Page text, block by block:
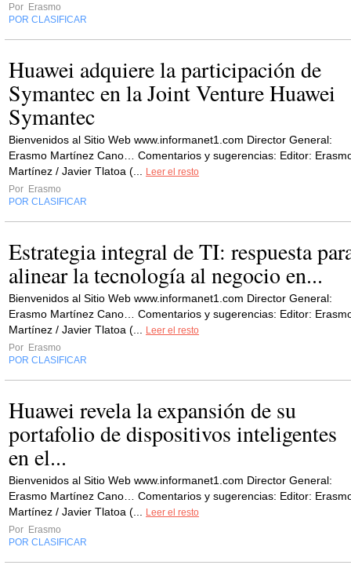
Por Erasmo
POR CLASIFICAR
Huawei adquiere la participación de
Symantec en la Joint Venture Huawei
Symantec
Bienvenidos al Sitio Web www.informanet1.com Director General:
Erasmo Martínez Cano… Comentarios y sugerencias: Editor:
Martínez / Javier Tlatoa (...
Leer el resto
Por Erasmo
POR CLASIFICAR
Estrategia integral de TI: respuesta
alinear la tecnología al negocio en...
Bienvenidos al Sitio Web www.informanet1.com Director General:
Erasmo Martínez Cano… Comentarios y sugerencias: Editor:
Martínez / Javier Tlatoa (...
Leer el resto
Por Erasmo
POR CLASIFICAR
Huawei revela la expansión de su
portafolio de dispositivos inteligentes
en el...
Bienvenidos al Sitio Web www.informanet1.com Director General:
Erasmo Martínez Cano… Comentarios y sugerencias: Editor:
Martínez / Javier Tlatoa (...
Leer el resto
Por Erasmo
POR CLASIFICAR